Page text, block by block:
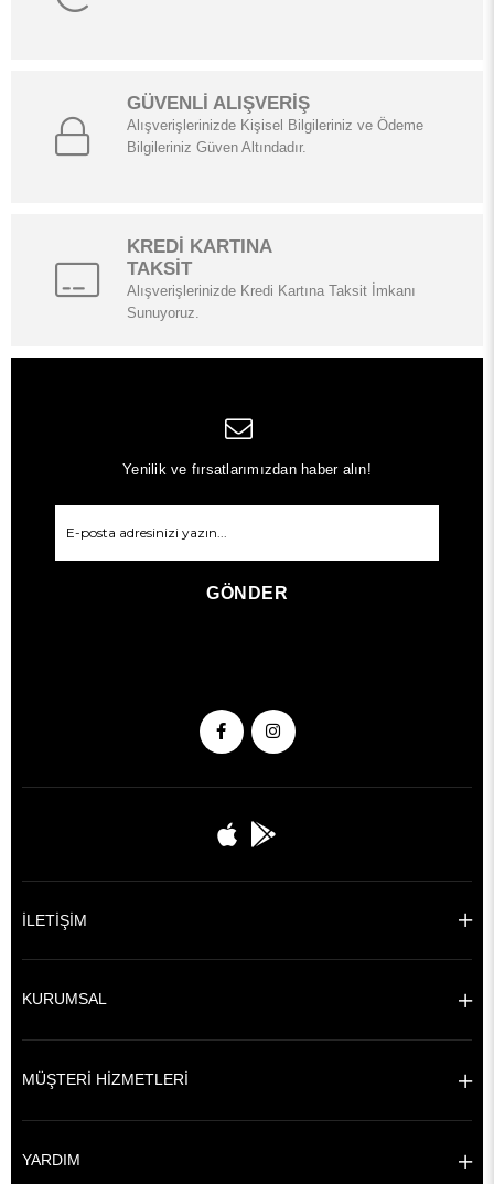
GÜVENLİ ALIŞVERİŞ
Alışverişlerinizde Kişisel Bilgileriniz ve Ödeme
Bilgileriniz Güven Altındadır.
KREDİ KARTINA
TAKSİT
Alışverişlerinizde Kredi Kartına Taksit İmkanı
Sunuyoruz.
Yenilik ve fırsatlarımızdan haber alın!
GÖNDER
İLETİŞİM
KURUMSAL
MÜŞTERİ HİZMETLERİ
YARDIM